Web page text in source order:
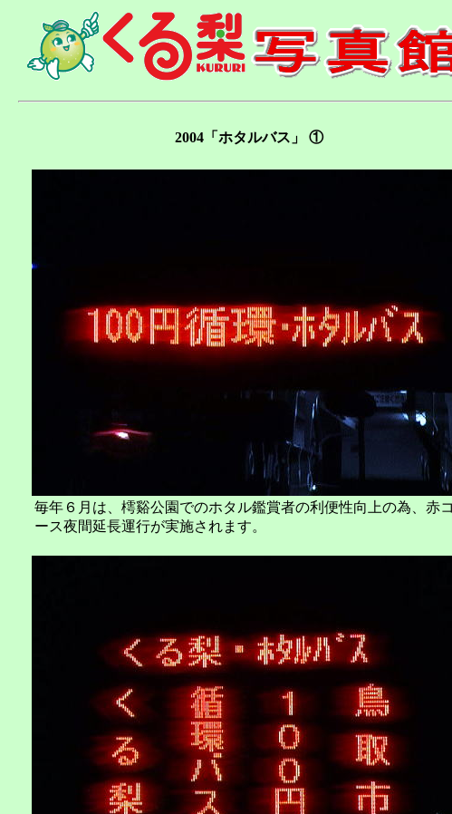
2004「ホタルバス」 ①
毎年６月は、樗谿公園でのホタル鑑賞者の利便性向上の為、赤
ース夜間延長運行が実施されます。